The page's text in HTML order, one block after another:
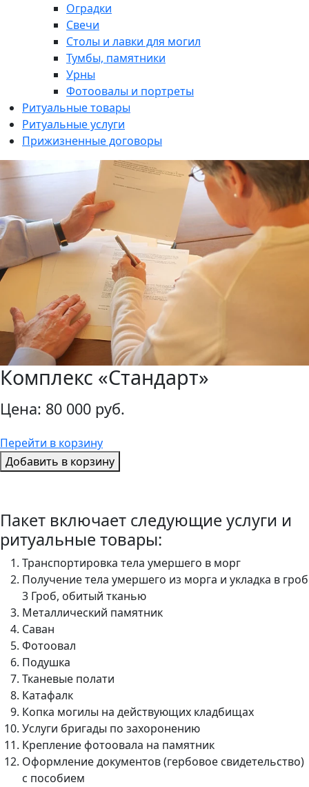
Комплекс «Стандарт»
Цена: 80 000 руб.
Перейти в корзину
Добавить в корзину
Пакет включает следующие услуги и
ритуальные товары:
Транспортировка тела умершего в морг
Получение тела умершего из морга и укладка в гроб
3 Гроб, обитый тканью
Металлический памятник
Саван
Фотоовал
Подушка
Тканевые полати
Катафалк
Копка могилы на действующих кладбищах
Услуги бригады по захоронению
Крепление фотоовала на памятник
Оформление документов (гербовое свидетельство)
с пособием
Оградки
Свечи
Столы и лавки для могил
Тумбы, памятники
Урны
Фотоовалы и портреты
Ритуальные товары
Ритуальные услуги
Прижизненные договоры